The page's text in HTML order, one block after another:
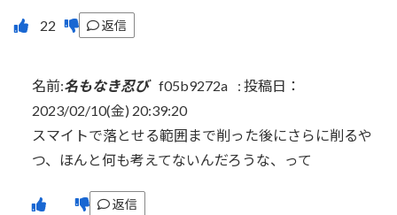
返信
名前:名もなき忍び f05b9272a : 投稿日：
2023/02/10(金) 20:39:20
スマイトで落とせる範囲まで削った後にさらに削るや
つ、ほんと何も考えてないんだろうな、って
返信